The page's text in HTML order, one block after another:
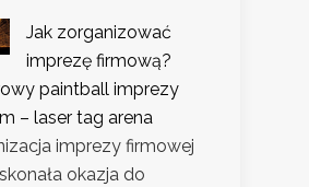
Jak zorganizować
imprezę firmową?
paintball imprezy
– laser tag arena
imprezy firmowej
okazja do